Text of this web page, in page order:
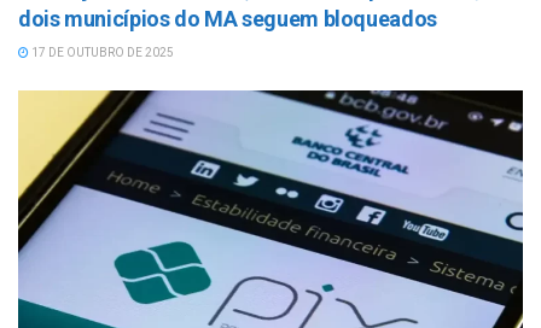
dois municípios do MA seguem bloqueados
17 DE OUTUBRO DE 2025